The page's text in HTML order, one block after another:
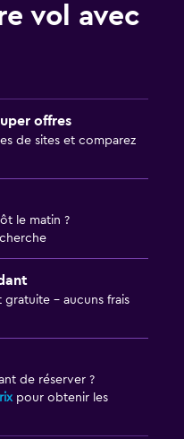
vol avec
offres
de sites et comparez
le matin ?
gratuite - aucuns frais
de réserver ?
pour obtenir les